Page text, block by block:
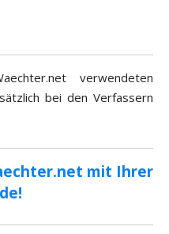
verwendeten
bei den Verfassern
mit Ihrer